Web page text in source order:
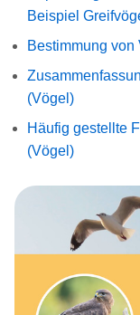
Beispiel
Bestimmung von
(Vögel)
Häufig gestellte
(Vögel)